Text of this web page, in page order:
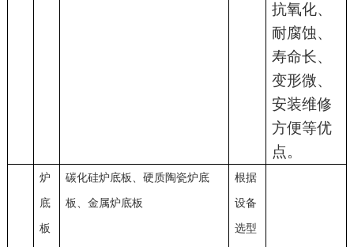
抗氧化、
耐腐蚀、
寿命长、
变形微、
安装维修
方便等优
点。
炉
底
板
碳化硅炉底板、硬质陶瓷炉底
板、金属炉底板
根据
设备
选型